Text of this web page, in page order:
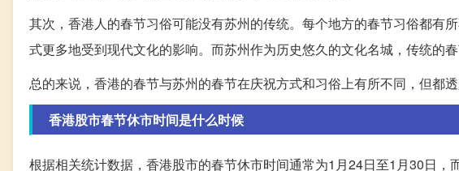
其次，香港人的春节习俗可能没有苏州的传统。每个地方的春节习俗都有
式更多地受到现代文化的影响。而苏州作为历史悠久的文化名城，传统的
总的来说，香港的春节与苏州的春节在庆祝方式和习俗上有所不同，但都
香港股市春节休市时间是什么时候
根据相关统计数据，香港股市的春节休市时间通常为1月24日至1月30日